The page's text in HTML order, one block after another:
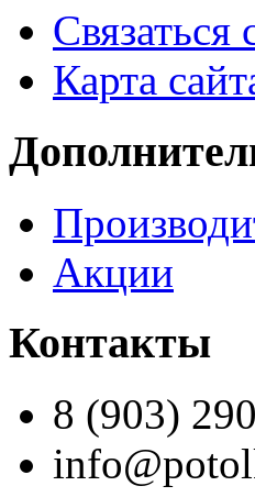
Связаться
Карта
Акции
Контакты
8 (903)